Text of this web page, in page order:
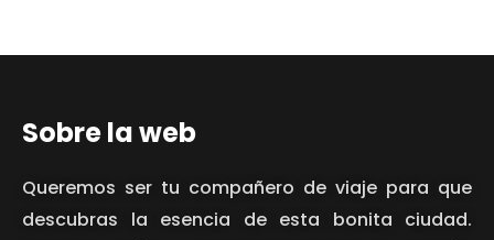
Sobre la web
Queremos ser tu compañero de viaje para que
descubras la esencia de esta bonita ciudad.